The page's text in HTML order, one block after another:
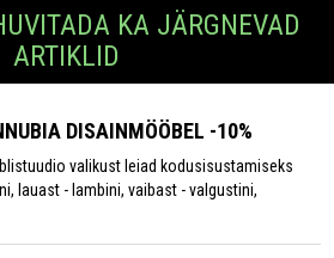
KA JÄRGNEVAD
ARTIKLID
DISAINMÖÖBEL -10%
valikust leiad kodusisustamiseks
lauast - lambini, vaibast - valgustini,